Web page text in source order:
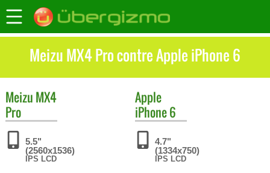
Meizu MX4 Pro contre Apple iPhone 6
Meizu MX4
Pro
5.5"
(2560x1536)
IPS LCD
Apple
iPhone 6
4.7"
(1334x750)
IPS LCD